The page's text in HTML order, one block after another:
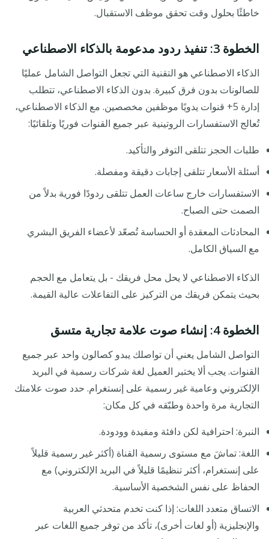
خاطئًا بحلول وقت تحقق موظف الاستقبال.
الخطوة 3: تنفيذ ردود مدعومة بالذكاء الاصطناعي
الذكاء الاصطناعي هو التقنية التي تجعل التواصل الشامل عمليًا
للصالونات بدون فرق كبيرة. بدون الذكاء الاصطناعي، تتطلب
إدارة 5+ قنوات يدويًا موظفين مخصصين. مع الذكاء الاصطناعي،
تُعالج الاستفسارات الروتينية عبر جميع القنوات فوريًا وتلقائيًا:
طلبات الحجز تتلقى التوفر والتأكيد.
أسئلة الأسعار تتلقى إجابات دقيقة ومفصلة.
الاستفسارات خارج ساعات العمل تتلقى ردودًا فورية بدلاً من
الصمت حتى الصباح.
المحادثات المعقدة أو الحساسة تُصعّد لأعضاء الفريق البشري
مع السياق الكامل.
الذكاء الاصطناعي لا يحل محل فريقك - بل يتعامل مع الحجم
بحيث يتمكن فريقك من التركيز على التفاعلات عالية القيمة.
الخطوة 4: إنشاء صوت علامة تجارية متسق
التواصل الشامل يعني أن تواصلك يبدو كصالون واحد عبر جميع
القنوات. يجب ألا يختبر العميل لغة شركات رسمية في البريد
الإلكتروني وعامية غير رسمية على إنستغرام. حدد صوت علامتك
التجارية مرة واحدة وطبّقه في كل مكان:
النبرة: احترافية لكن دافئة ومفيدة وودودة.
اللغة: تماشَ مع مستوى رسمية القناة (أكثر غير رسمية قليلاً
على إنستغرام، أكثر تنظيمًا قليلاً في البريد الإلكتروني) مع
الحفاظ على نفس الشخصية الأساسية.
الاتساق متعدد اللغات: إذا كنت تخدم متحدثي العربية
والإنجليزية (أو لغات أخرى)، تأكد من توفر جميع اللغات عبر